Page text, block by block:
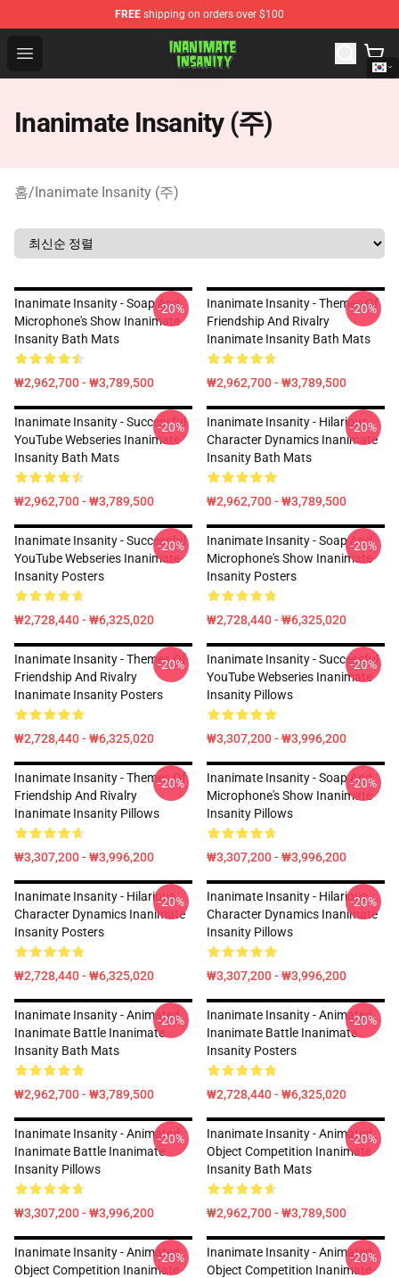
FREE shipping on orders over $100
Open menu
Inanimate Insanity Store - Official Inanimate Insanity
Inanimate Insanity (주)
홈/Inanimate Insanity (주)
Inanimate Insanity - Soap And
Microphone's Show Inanimate
Insanity Bath Mats
₩2,962,700 - ₩3,789,500
-20%
Inanimate Insanity - Themes Of
Friendship And Rivalry
Inanimate Insanity Bath Mats
₩2,962,700 - ₩3,789,500
-20%
Inanimate Insanity - Successful
YouTube Webseries Inanimate
Insanity Bath Mats
₩2,962,700 - ₩3,789,500
-20%
Inanimate Insanity - Hilarious
Character Dynamics Inanimate
Insanity Bath Mats
₩2,962,700 - ₩3,789,500
-20%
Inanimate Insanity - Successful
YouTube Webseries Inanimate
Insanity Posters
₩2,728,440 - ₩6,325,020
-20%
Inanimate Insanity - Soap And
Microphone's Show Inanimate
Insanity Posters
₩2,728,440 - ₩6,325,020
-20%
Inanimate Insanity - Themes Of
Friendship And Rivalry
Inanimate Insanity Posters
₩2,728,440 - ₩6,325,020
-20%
Inanimate Insanity - Successful
YouTube Webseries Inanimate
Insanity Pillows
₩3,307,200 - ₩3,996,200
-20%
Inanimate Insanity - Themes Of
Friendship And Rivalry
Inanimate Insanity Pillows
₩3,307,200 - ₩3,996,200
-20%
Inanimate Insanity - Soap And
Microphone's Show Inanimate
Insanity Pillows
₩3,307,200 - ₩3,996,200
-20%
Inanimate Insanity - Hilarious
Character Dynamics Inanimate
Insanity Posters
₩2,728,440 - ₩6,325,020
-20%
Inanimate Insanity - Hilarious
Character Dynamics Inanimate
Insanity Pillows
₩3,307,200 - ₩3,996,200
-20%
Inanimate Insanity - Animated
Inanimate Battle Inanimate
Insanity Bath Mats
₩2,962,700 - ₩3,789,500
-20%
Inanimate Insanity - Animated
Inanimate Battle Inanimate
Insanity Posters
₩2,728,440 - ₩6,325,020
-20%
Inanimate Insanity - Animated
Inanimate Battle Inanimate
Insanity Pillows
₩3,307,200 - ₩3,996,200
-20%
Inanimate Insanity - Animated
Object Competition Inanimate
Insanity Bath Mats
₩2,962,700 - ₩3,789,500
-20%
Inanimate Insanity - Animated
Object Competition Inanimate
-20%
Inanimate Insanity - Animated
Object Competition Inanimate
-20%